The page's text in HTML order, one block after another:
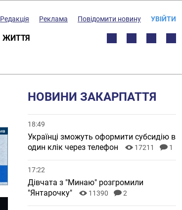
Редакція Реклама Повідомити новину УВІЙТИ
ЖИТТЯ
НОВИНИ ЗАКАРПАТТЯ
18:49
Українці зможуть оформити субсидію в
один клік через телефон
17211 1
17:22
Дівчата з "Минаю" розгромили
"Янтарочку"
11390 2